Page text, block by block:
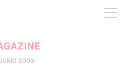
necesitándote para poder
participar del proyecto y
JUNIO 2009